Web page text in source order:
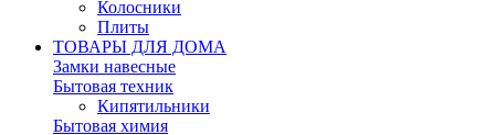
Колосники
Плиты
ТОВАРЫ ДЛЯ ДОМА
Замки навесные
Бытовая техник
Кипятильники
Бытовая химия